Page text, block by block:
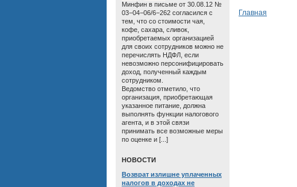
Главная
Минфин в письме от 30.08.12 №
03−04−06/6−262 согласился с
тем, что со стоимости чая,
кофе, сахара, сливок,
приобретаемых организацией
для своих сотрудников можно не
перечислять НДФЛ, если
невозможно персонифицировать
доход, полученный каждым
сотрудником.
Ведомство отметило, что
организация, приобретающая
указанное питание, должна
выполнять функции налогового
агента, и в этой связи
принимать все возможные меры
по оценке и [...]
HОВОСТИ
Возврат излишне уплаченных
налогов в доходах не